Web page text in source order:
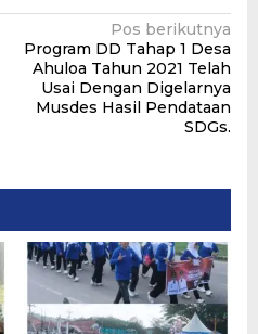
Pos berikutnya
Program DD Tahap 1 Desa
Ahuloa Tahun 2021 Telah
Usai Dengan Digelarnya
Musdes Hasil Pendataan
SDGs.